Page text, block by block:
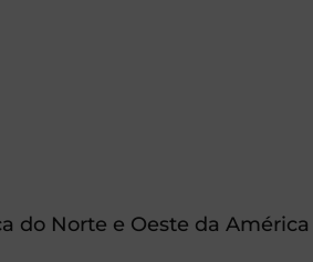
do Norte e Oeste da